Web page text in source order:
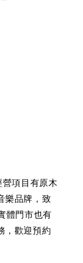
項目有原木
樂品牌，致
體門市也有
，歡迎預約